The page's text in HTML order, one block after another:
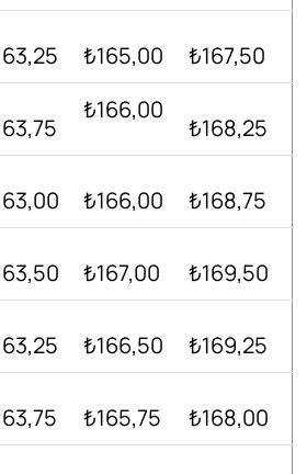
₺165,00 ₺167,50
₺166,00
₺168,25
₺166,00 ₺168,75
₺167,00 ₺169,50
₺166,50 ₺169,25
₺165,75 ₺168,00